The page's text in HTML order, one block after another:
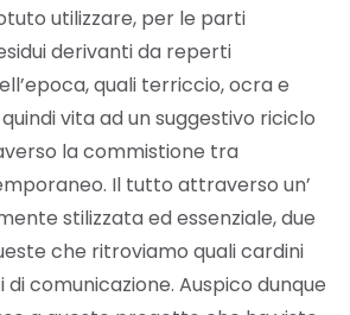
utilizzare, per le parti
derivanti da reperti
quali terriccio, ocra e
vita ad un suggestivo riciclo
la commistione tra
Il tutto attraverso un’
stilizzata ed essenziale, due
che ritroviamo quali cardini
di comunicazione. Auspico dunque